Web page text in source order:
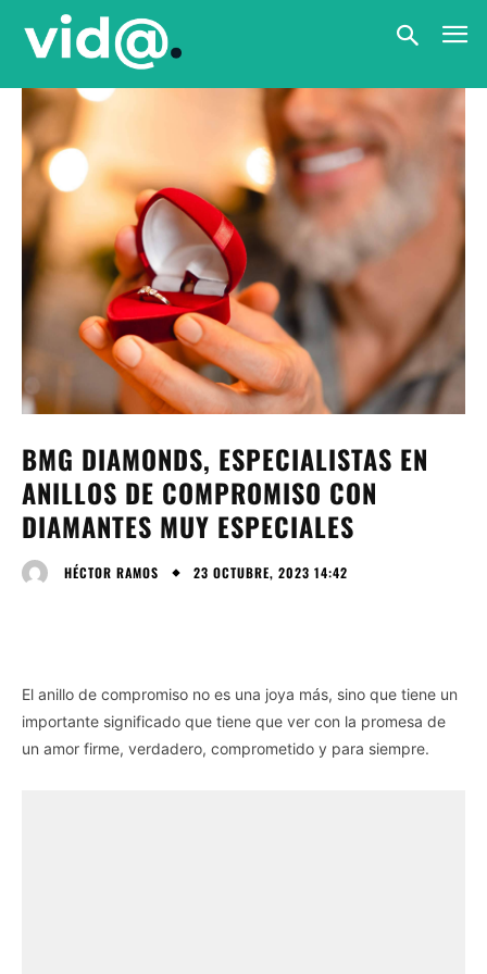
BMG DIAMONDS, ESPECIALISTAS EN
ANILLOS DE COMPROMISO CON
DIAMANTES MUY ESPECIALES
HÉCTOR RAMOS 23 OCTUBRE, 2023 14:42
El anillo de compromiso no es una joya más, sino que tiene un
importante significado que tiene que ver con la promesa de
un amor firme, verdadero, comprometido y para siempre.